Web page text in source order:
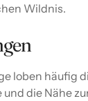
Wildnis.
loben häufig
die Nähe